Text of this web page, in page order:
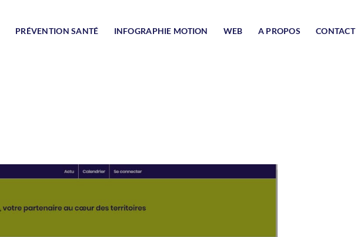
PRÉVENTION SANTÉ INFOGRAPHIE MOTION WEB A PROPOS CONTACT